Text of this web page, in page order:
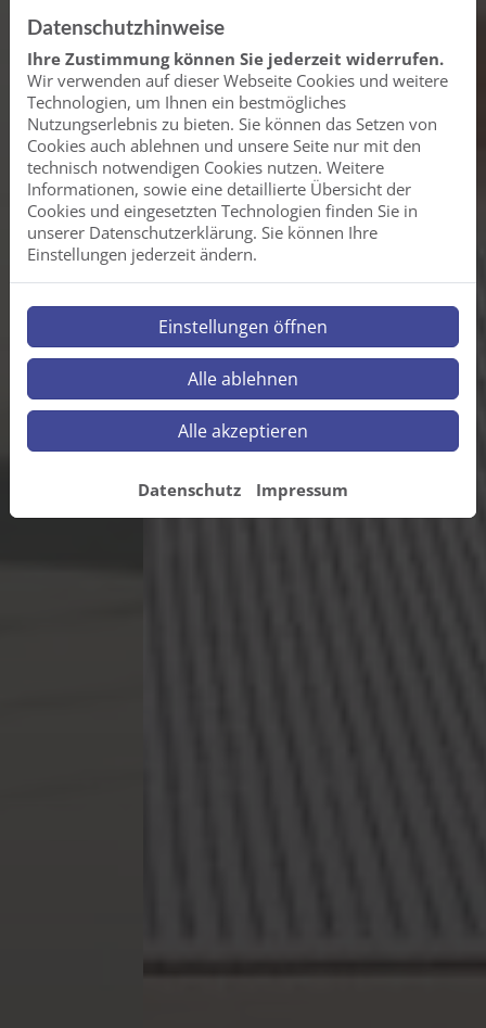
Datenschutzhinweise
Ihre Zustimmung können Sie jederzeit widerrufen.
Wir verwenden auf dieser Webseite Cookies und weitere
Technologien, um Ihnen ein bestmögliches
Nutzungserlebnis zu bieten. Sie können das Setzen von
Cookies auch ablehnen und unsere Seite nur mit den
technisch notwendigen Cookies nutzen. Weitere
Informationen, sowie eine detaillierte Übersicht der
Cookies und eingesetzten Technologien finden Sie in
unserer Datenschutzerklärung. Sie können Ihre
Einstellungen jederzeit ändern.
Einstellungen öffnen
Alle ablehnen
Alle akzeptieren
Datenschutz Impressum